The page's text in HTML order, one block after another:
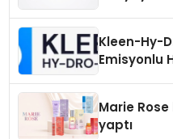
Kleen-Hy-
Emisyonlu
Marie
yaptı